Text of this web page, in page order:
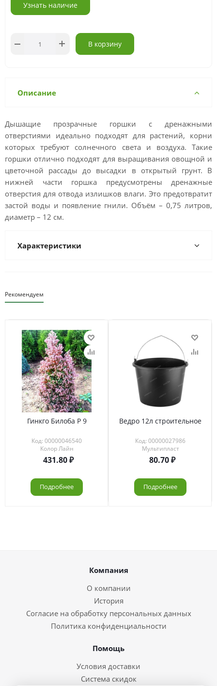
Узнать наличие
В корзину
Описание
Дышащие прозрачные горшки с дренажными
отверстиями идеально подходят для растений, корни
которых требуют солнечного света и воздуха. Такие
горшки отлично подходят для выращивания овощной и
цветочной рассады до высадки в открытый грунт. В
нижней части горшка предусмотрены дренажные
отверстия для отвода излишков влаги. Это предотвратит
застой воды и появление гнили. Объём – 0,75 литров,
диаметр – 12 см.
Характеристики
Рекомендуем
Гинкго Билоба Р 9
Код: 00000046540
Колор Лайн
431.80
Подробнее
Ведро 12л строительное
Код: 00000027986
Мультипласт
80.70
Подробнее
Компания
О компании
История
Согласие на обработку персональных данных
Политика конфиденциальности
Помощь
Условия доставки
Система скидок